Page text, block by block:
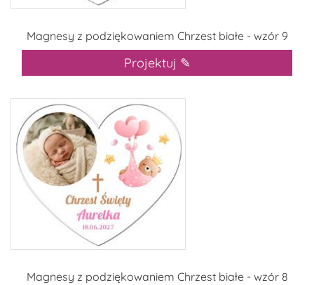
Magnesy z podziękowaniem Chrzest białe - wzór 9
Projektuj ✎
Magnesy z podziękowaniem Chrzest białe - wzór 8